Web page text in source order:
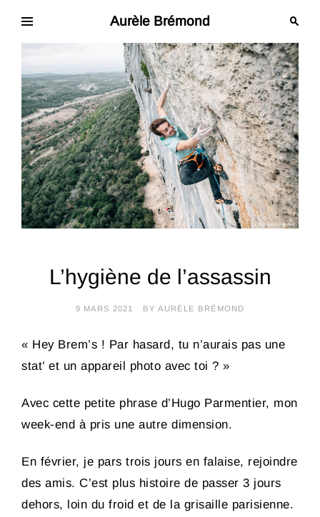
content
Aurèle Brémond
L’hygiène de l’assassin
9 MARS 2021 BY AURÈLE BRÉMOND
« Hey Brem’s ! Par hasard, tu n’aurais pas une
stat’ et un appareil photo avec toi ? »
Avec cette petite phrase d’Hugo Parmentier, mon
week-end à pris une autre dimension.
En février, je pars trois jours en falaise, rejoindre
des amis. C’est plus histoire de passer 3 jours
dehors, loin du froid et de la grisaille parisienne.